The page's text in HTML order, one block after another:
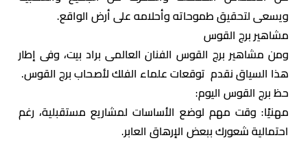
ويسعى لتحقيق طموحاته وأحلامه على أرض الواقع.
مشاهير برج القوس
ومن مشاهير برج القوس الفنان العالمى براد بيت، وفى إطار
هذا السياق نقدم توقعات علماء الفلك لأصحاب برج القوس.
حظ برج القوس اليوم:
مهنيًا: وقت مهم لوضع الأساسات لمشاريع مستقبلية، رغم
احتمالية شعورك ببعض الإرهاق العابر.